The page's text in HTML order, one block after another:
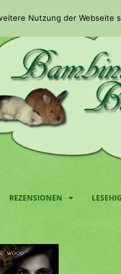
REZENSIONEN
Nutzung der Webseite